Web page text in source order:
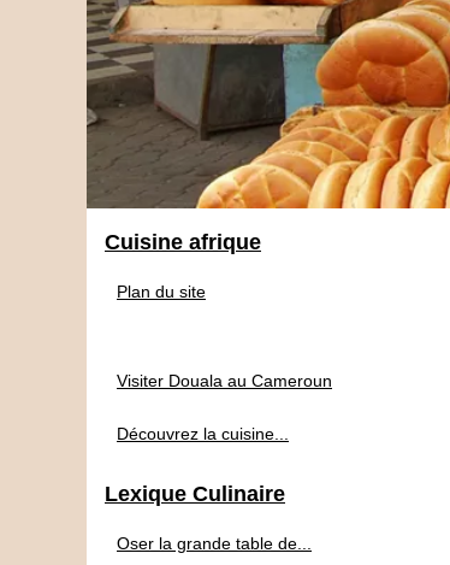
Cuisine afrique
Plan du site
Visiter Douala au Cameroun
Découvrez la cuisine...
Lexique Culinaire
Oser la grande table de...